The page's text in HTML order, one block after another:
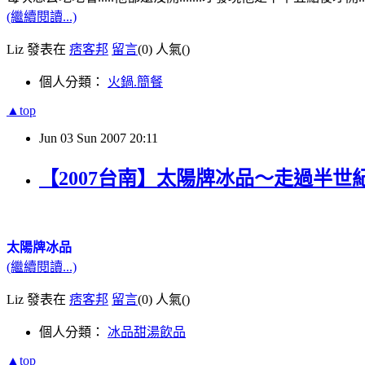
(繼續閱讀...)
Liz 發表在 痞客邦 留言(0) 人氣()
個人分類： 火鍋.簡餐
▲top
Jun 03 Sun 2007 20:11
【2007台南】太陽牌冰品～走過半世
太陽牌冰品
(繼續閱讀...)
Liz 發表在 痞客邦 留言(0) 人氣()
個人分類： 冰品甜湯飲品
▲top